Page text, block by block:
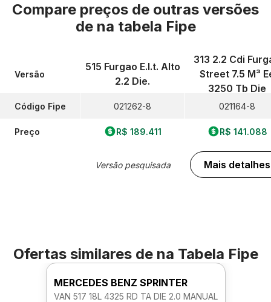
Compare preços de outras versões
de na tabela Fipe
Versão
Código Fipe
Preço
515 Furgao E.l.t. Alto
2.2 Die.
021262-8
R$ 189.411
Versão pesquisada
313 2.2 Cdi
Street 7.5 M³
3250 Tb Die
021164-8
R$ 141.088
Mais detalhes
Ofertas similares de na Tabela Fipe
MERCEDES BENZ SPRINTER
VAN 517 18L 4325 RD TA DIE 2.0 MANUAL